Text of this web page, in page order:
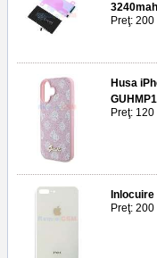
3240mah
Preţ: 200
Husa
Preţ: 120
Preţ: 200